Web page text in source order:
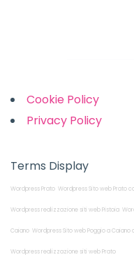
Cookie Policy
Privacy Policy
Terms Display
Wordpress Prato Wordpress Sito web Prato
Wordpress realizzazione siti web Pistoia
Caiano Wordpress Sito web Poggio a Caiano
Wordpress realizzazione siti web Prato